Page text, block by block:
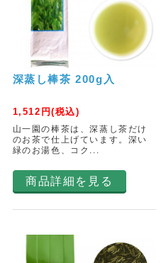
深蒸し棒茶 200g入
1,512 円(税込)
山一園の棒茶は、深蒸し茶だけ
のお茶で仕上げています。深い
緑のお湯色、コク...
商品詳細を見る